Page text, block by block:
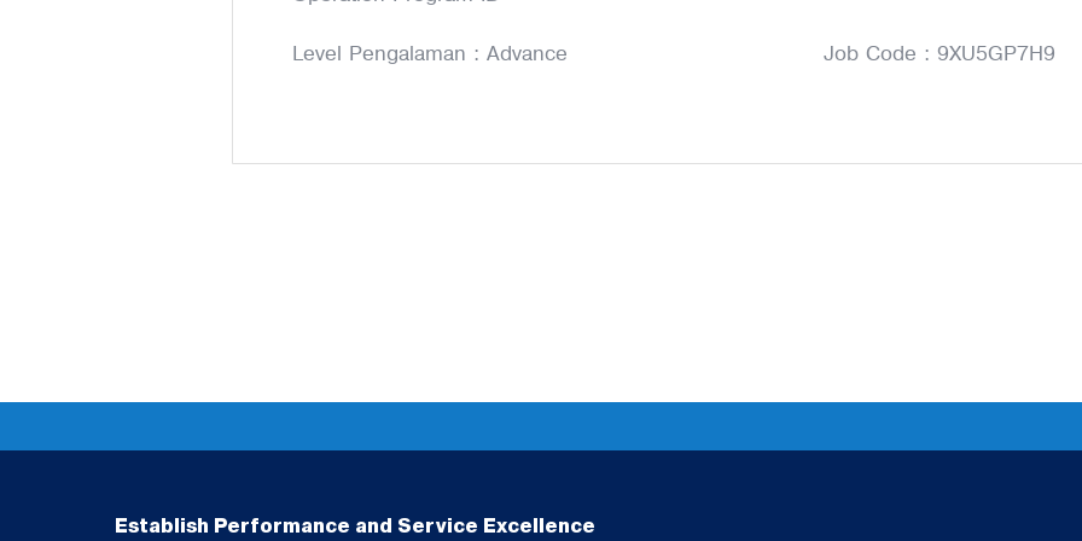
Level Pengalaman : Advance Job Code : 9XU5GP7H9
Establish Performance and Service Excellence